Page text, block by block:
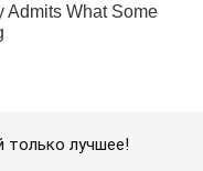
лучшее!